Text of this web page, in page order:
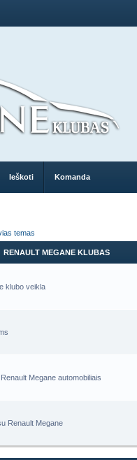
Ieškoti Komanda
temas
RENAULT MEGANE KLUBAS
klubo veikla
Megane automobiliais
Renault Megane